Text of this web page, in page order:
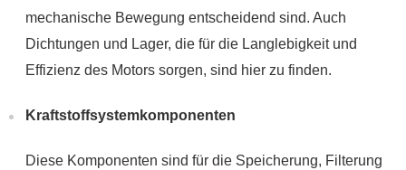
mechanische Bewegung entscheidend sind. Auch
Dichtungen und Lager, die für die Langlebigkeit und
Effizienz des Motors sorgen, sind hier zu finden.
Kraftstoffsystemkomponenten
Diese Komponenten sind für die Speicherung, Filterung